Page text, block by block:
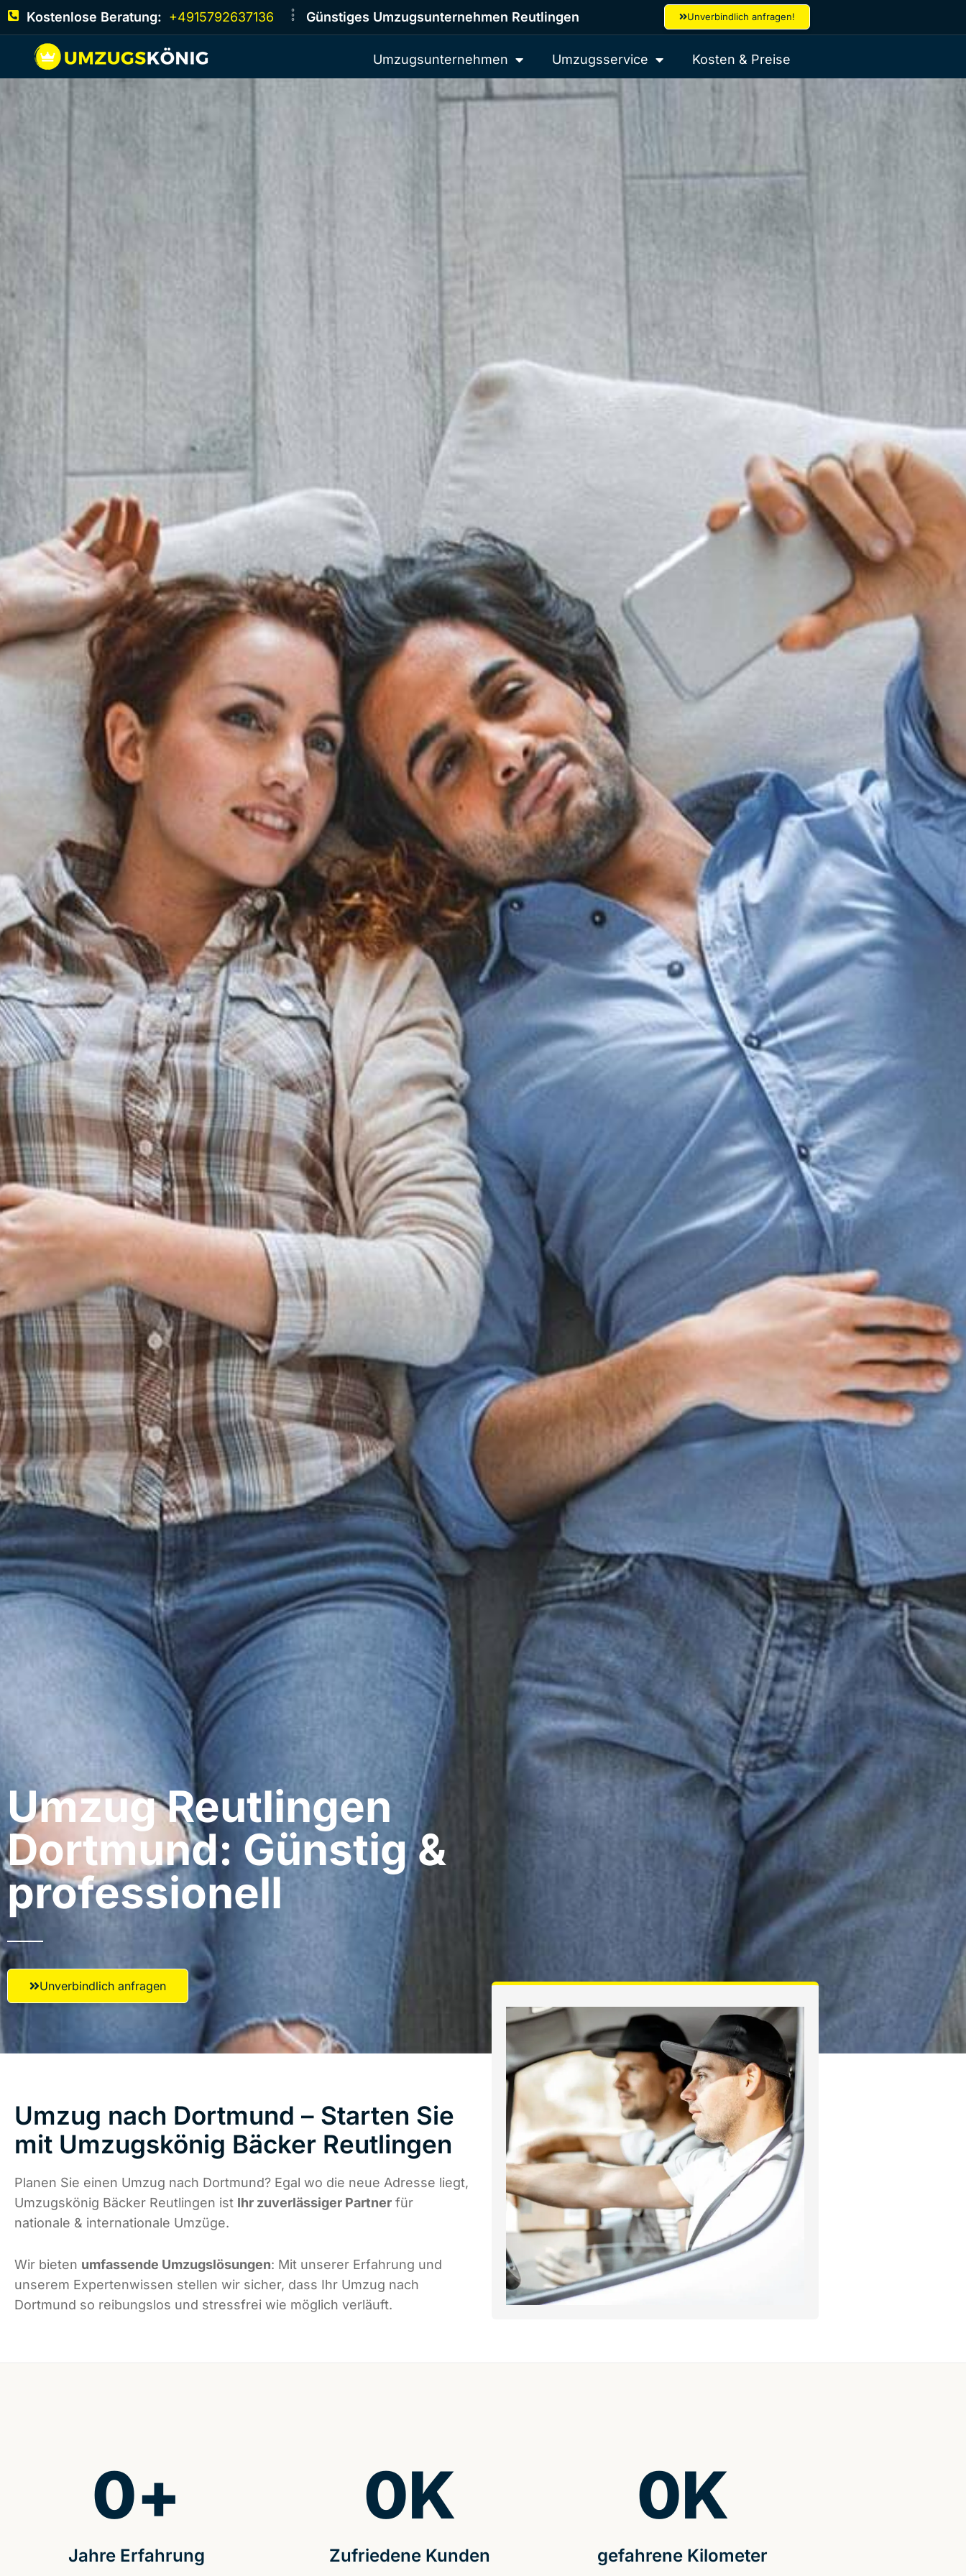
Kostenlose Beratung: +4915792637136 Günstiges Umzugsunternehmen Reutlingen Unverbindlich anfragen!
Umzugsunternehmen Umzugsservice Kosten & Preise
Umzug Reutlingen​
Dortmund: Günstig &
professionell​
Unverbindlich anfragen
Umzug nach Dortmund – Starten Sie
mit Umzugskönig Bäcker Reutlingen
Planen Sie einen Umzug nach Dortmund? Egal wo die neue Adresse liegt,
Umzugskönig Bäcker Reutlingen ist Ihr zuverlässiger Partner für
nationale & internationale Umzüge.
Wir bieten umfassende Umzugslösungen: Mit unserer Erfahrung und
unserem Expertenwissen stellen wir sicher, dass Ihr Umzug nach
Dortmund so reibungslos und stressfrei wie möglich verläuft.
Jahre Erfahrung
0+
Zufriedene Kunden
0K
gefahrene Kilometer
0K